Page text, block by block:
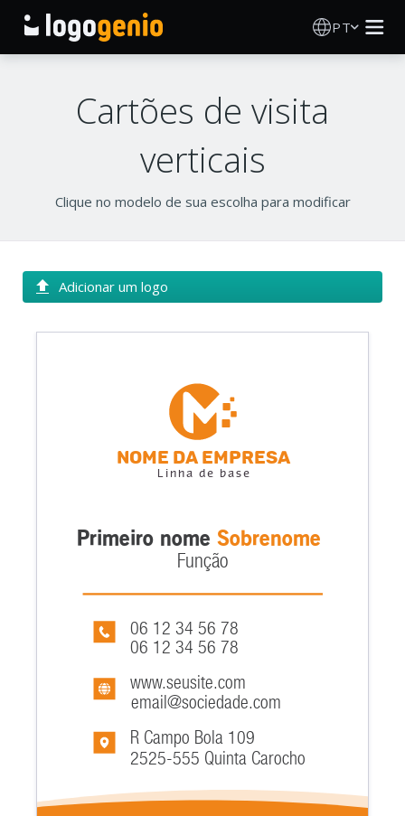
PT
Gerador de logótipos IA
Ideias de logótipos
Sobre
Blog
INICIAR SESSÃO
Cartões de visita
verticais
Clique no modelo de sua escolha para modificar
Adicionar um logo
R Campo Bola 109
2525-555 Quinta Carocho
06 12 34 56 78
www.seusite.com
email@sociedade.com
06 12 34 56 78
Função
Primeiro nome Sobrenome
Nome da empresa
Linha de base